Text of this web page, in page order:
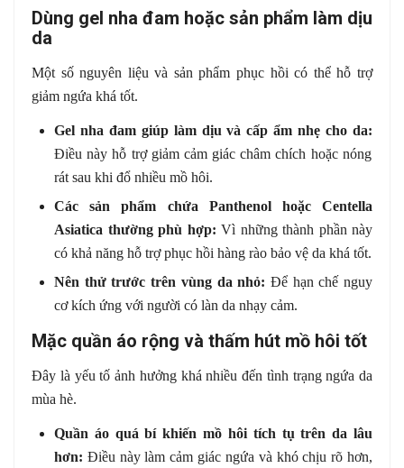
Dùng gel nha đam hoặc sản phẩm làm dịu
da
Một số nguyên liệu và sản phẩm phục hồi có thể hỗ trợ
giảm ngứa khá tốt.
Gel nha đam giúp làm dịu và cấp ẩm nhẹ cho da:
Điều này hỗ trợ giảm cảm giác châm chích hoặc nóng
rát sau khi đổ nhiều mồ hôi.
Các sản phẩm chứa Panthenol hoặc Centella
Asiatica thường phù hợp: Vì những thành phần này
có khả năng hỗ trợ phục hồi hàng rào bảo vệ da khá tốt.
Nên thử trước trên vùng da nhỏ: Để hạn chế nguy
cơ kích ứng với người có làn da nhạy cảm.
Mặc quần áo rộng và thấm hút mồ hôi tốt
Đây là yếu tố ảnh hưởng khá nhiều đến tình trạng ngứa da
mùa hè.
Quần áo quá bí khiến mồ hôi tích tụ trên da lâu
hơn: Điều này làm cảm giác ngứa và khó chịu rõ hơn,